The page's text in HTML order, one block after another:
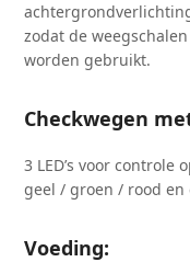
zodat de
worden gebruikt.
Checkwegen
3 LED’s voor
geel / groen / rood en
Voeding: